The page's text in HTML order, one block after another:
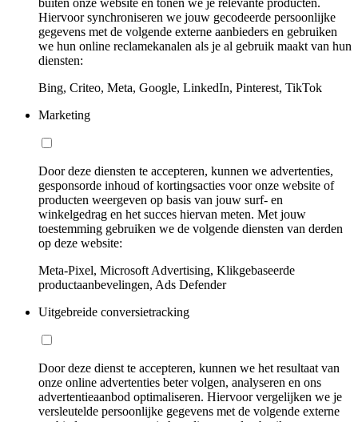
Hiervoor synchroniseren we jouw gecodeerde persoonlijke
gegevens met de volgende externe aanbieders en gebruiken
we hun online reclamekanalen als je al gebruik maakt van hun
diensten:
Bing, Criteo, Meta, Google, LinkedIn, Pinterest, TikTok
Marketing
Door deze diensten te accepteren, kunnen we advertenties,
gesponsorde inhoud of kortingsacties voor onze website of
producten weergeven op basis van jouw surf- en
winkelgedrag en het succes hiervan meten. Met jouw
toestemming gebruiken we de volgende diensten van derden
op deze website:
Meta-Pixel, Microsoft Advertising, Klikgebaseerde
productaanbevelingen, Ads Defender
Uitgebreide conversietracking
Door deze dienst te accepteren, kunnen we het resultaat van
onze online advertenties beter volgen, analyseren en ons
advertentieaanbod optimaliseren. Hiervoor vergelijken we je
versleutelde persoonlijke gegevens met de volgende externe